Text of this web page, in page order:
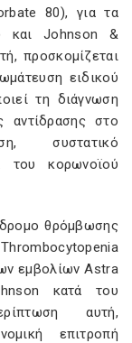
80), για τα
και Johnson &
προσκομίζεται
ειδικού
τη διάγνωση
αντίδρασης στο
συστατικό
του κορωνοϊού
θρόμβωσης
εμβολίων Astra
κατά του
αυτή,
επιτροπή